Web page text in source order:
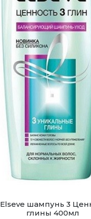
Elseve шампунь 3
глины 400мл